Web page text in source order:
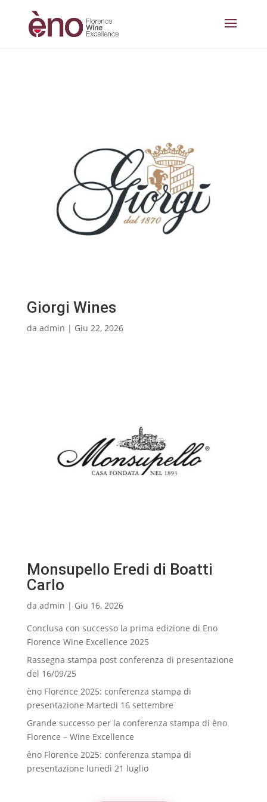
Giorgi Wines
da admin | Giu 22, 2026
Monsupello Eredi di Boatti
Carlo
da admin | Giu 16, 2026
Conclusa con successo la prima edizione di Eno
Florence Wine Excellence 2025
Rassegna stampa post conferenza di presentazione
del 16/09/25
èno Florence 2025: conferenza stampa di
presentazione Martedi 16 settembre
Grande successo per la conferenza stampa di èno
Florence – Wine Excellence
èno Florence 2025: conferenza stampa di
presentazione lunedì 21 luglio